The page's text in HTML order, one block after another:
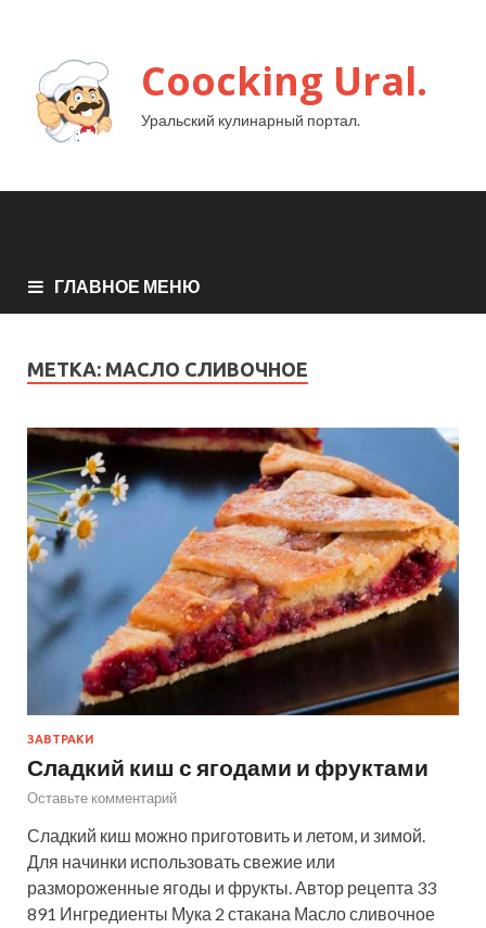
Coocking Ural.
Уральский кулинарный портал.
ГЛАВНОЕ МЕНЮ
МЕТКА: МАСЛО СЛИВОЧНОЕ
ЗАВТРАКИ
Сладкий киш с ягодами и фруктами
Оставьте комментарий
Сладкий киш можно приготовить и летом, и зимой.
Для начинки использовать свежие или
размороженные ягоды и фрукты. Автор рецепта 33
891 Ингредиенты Мука 2 стакана Масло сливочное